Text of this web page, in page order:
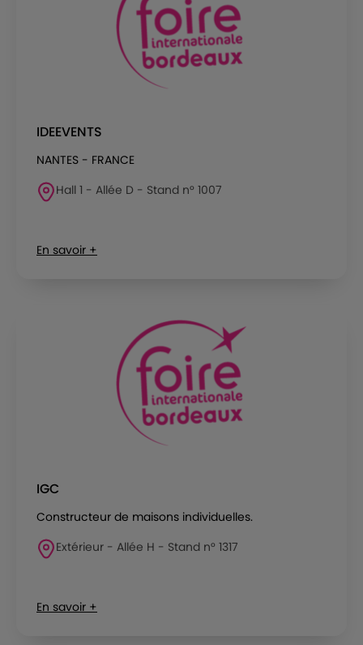
IDEEVENTS
NANTES - FRANCE
Hall 1 - Allée D - Stand n° 1007
En savoir +
IGC
Constructeur de maisons individuelles.
Extérieur - Allée H - Stand n° 1317
En savoir +